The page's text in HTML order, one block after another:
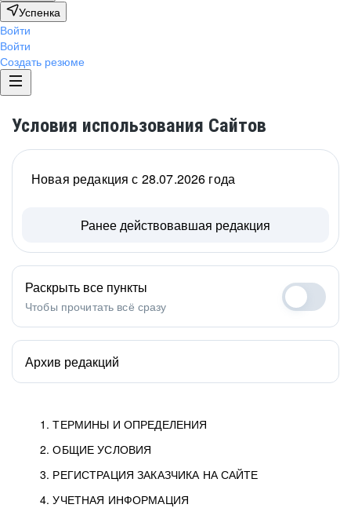
Успенка
Войти
Войти
Создать резюме
Условия использования Сайтов
1. ТЕРМИНЫ И ОПРЕДЕЛЕНИЯ
2. ОБЩИЕ УСЛОВИЯ
3. РЕГИСТРАЦИЯ ЗАКАЗЧИКА НА САЙТЕ
4. УЧЕТНАЯ ИНФОРМАЦИЯ
Новая редакция с 28.07.2026 года
Ранее действовавшая редакция
Раскрыть все пункты
Чтобы прочитать всё сразу
Архив редакций